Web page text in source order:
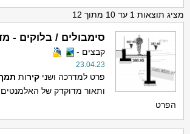
מציג תוצאות 1 עד 10 מתוך 12
סימבולים / בלוקים -
קבצים -
23.04.23
פרט למדרכה ושניקירות
ותאור מדוקדק של
הפרט